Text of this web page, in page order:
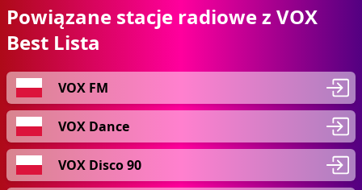
Powiązane stacje radiowe z VOX
Best Lista
VOX FM
VOX Dance
VOX Disco 90